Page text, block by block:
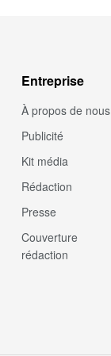
Entreprise
À propos de nous
Publicité
Kit média
Rédaction
Presse
Couverture
rédaction